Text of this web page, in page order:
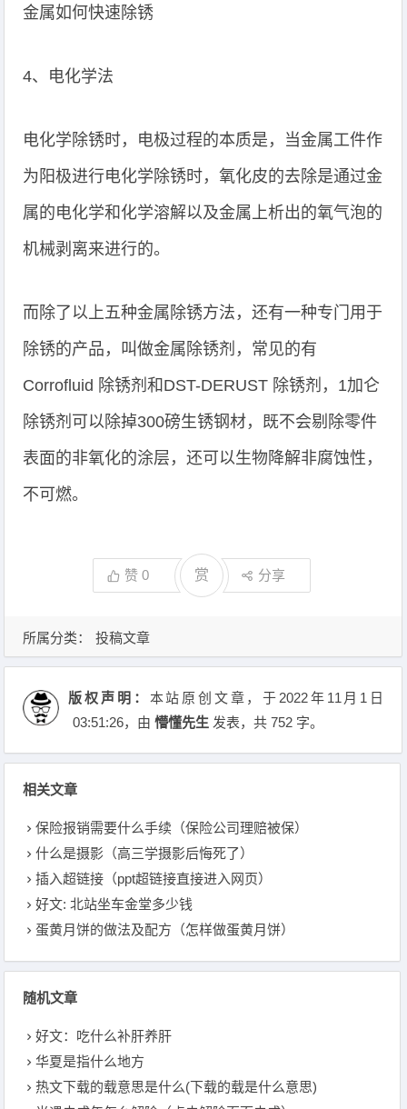
金属如何快速除锈
4、电化学法
电化学除锈时，电极过程的本质是，当金属工件作
为阳极进行电化学除锈时，氧化皮的去除是通过金
属的电化学和化学溶解以及金属上析出的氧气泡的
机械剥离来进行的。
而除了以上五种金属除锈方法，还有一种专门用于
除锈的产品，叫做金属除锈剂，常见的有
Corrofluid 除锈剂和DST-DERUST 除锈剂，1加仑
除锈剂可以除掉300磅生锈钢材，既不会剔除零件
表面的非氧化的涂层，还可以生物降解非腐蚀性，
不可燃。
赞0 赏 分享
所属分类： 投稿文章
版权声明： 本站原创文章，于2022年11月1日
03:51:26，由懵懂先生 发表，共 752 字。
相关文章
保险报销需要什么手续（保险公司理赔被保）
什么是摄影（高三学摄影后悔死了）
插入超链接（ppt超链接直接进入网页）
好文: 北站坐车金堂多少钱
蛋黄月饼的做法及配方（怎样做蛋黄月饼）
随机文章
好文：吃什么补肝养肝
华夏是指什么地方
热文下载的载意思是什么(下载的载是什么意思)